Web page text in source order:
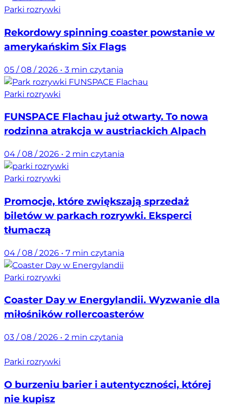
Parki rozrywki
Rekordowy spinning coaster powstanie w
amerykańskim Six Flags
05 / 08 / 2026 • 3 min czytania
Parki rozrywki
FUNSPACE Flachau już otwarty. To nowa
rodzinna atrakcja w austriackich Alpach
04 / 08 / 2026 • 2 min czytania
Parki rozrywki
Promocje, które zwiększają sprzedaż
biletów w parkach rozrywki. Eksperci
tłumaczą
04 / 08 / 2026 • 7 min czytania
Parki rozrywki
Coaster Day w Energylandii. Wyzwanie dla
miłośników rollercoasterów
03 / 08 / 2026 • 2 min czytania
Parki rozrywki
O burzeniu barier i autentyczności, której
nie kupisz